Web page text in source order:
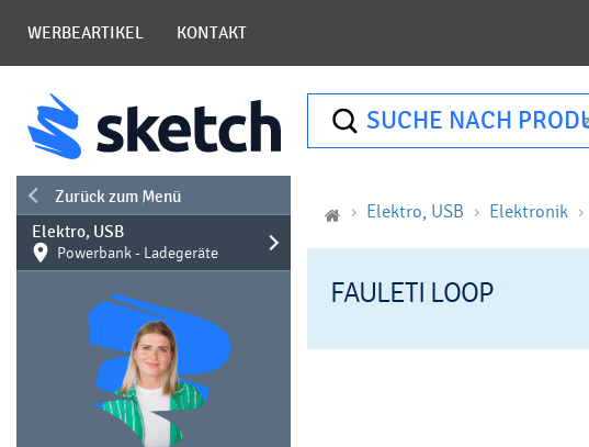
WERBEARTIKEL KONTAKT
SUCHE NACH
Zurück zum Menü
Elektro, USB
Powerbank - Ladegeräte
Elektro, USB Elektronik
FAULETI LOOP